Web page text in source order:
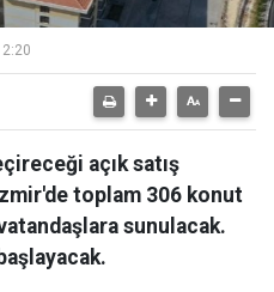
açık satış
toplam 306 konut
sunulacak.